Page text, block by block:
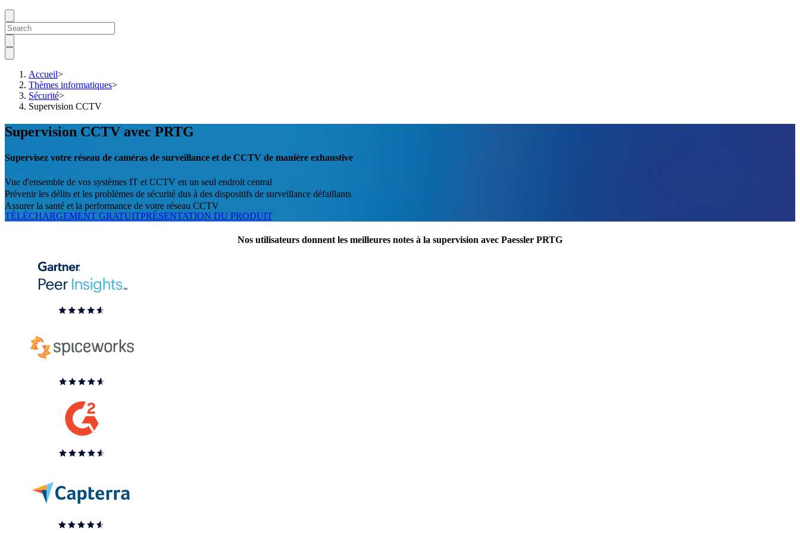
Accueil>
Thèmes informatiques>
Sécurité>
Supervision CCTV
Supervision CCTV avec PRTG
Supervisez votre réseau de caméras de surveillance et de CCTV de manière exhaustive
Vue d'ensemble de vos systèmes IT et CCTV en un seul endroit central
Prévenir les délits et les problèmes de sécurité dus à des dispositifs de surveillance défaillants
Assurer la santé et la performance de votre réseau CCTV
TÉLÉCHARGEMENT GRATUITPRÉSENTATION DU PRODUIT
Nos utilisateurs donnent les meilleures notes à la supervision avec Paessler PRTG